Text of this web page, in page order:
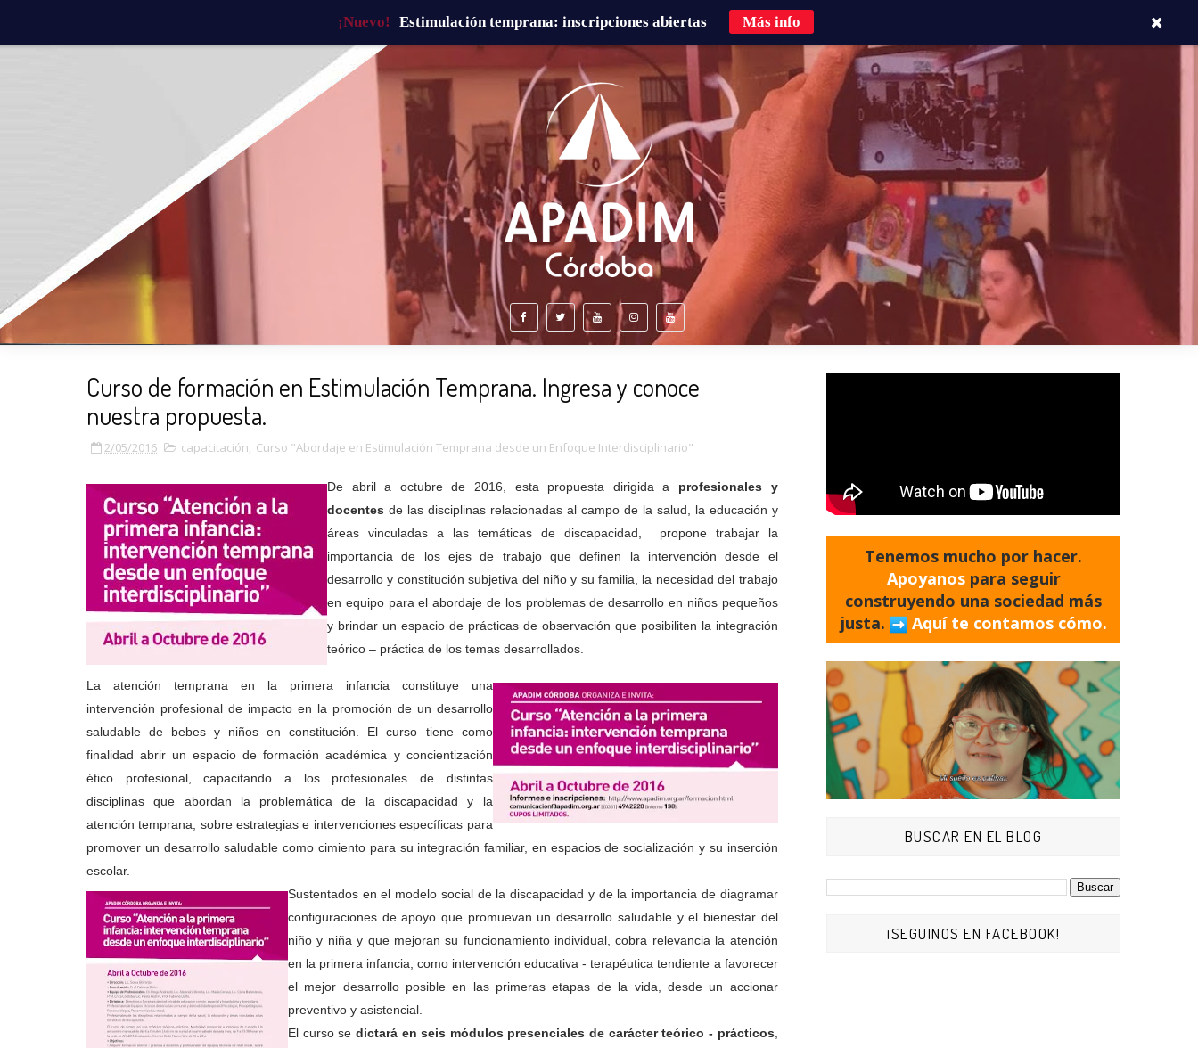
¡Nuevo! Estimulación temprana: inscripciones abiertas Más info
¿QUÉ HACEMOS? FAMILIAS CURSOS DE FORMACIÓN
Curso de formación en Estimulación Temprana. Ingresa y conoce
nuestra propuesta.
2/05/2016 capacitación, Curso "Abordaje en Estimulación Temprana desde un Enfoque Interdisciplinario"
De abril a octubre de 2016, esta propuesta dirigida a profesionales y
docentes de las disciplinas relacionadas al campo de la salud, la educación y
áreas vinculadas a las temáticas de discapacidad, propone trabajar la
importancia de los ejes de trabajo que definen la intervención desde el
desarrollo y constitución subjetiva del niño y su familia, la necesidad del trabajo
en equipo para el abordaje de los problemas de desarrollo en niños pequeños
y brindar un espacio de prácticas de observación que posibiliten la integración
teórico – práctica de los temas desarrollados.
La atención temprana en la primera infancia constituye una
intervención profesional de impacto en la promoción de un desarrollo
saludable de bebes y niños en constitución. El curso tiene como
finalidad abrir un espacio de formación académica y concientización
ético profesional, capacitando a los profesionales de distintas
disciplinas que abordan la problemática de la discapacidad y la
atención temprana, sobre estrategias e intervenciones específicas para
promover un desarrollo saludable como cimiento para su integración familiar, en espacios de socialización y su inserción
escolar.
Sustentados en el modelo social de la discapacidad y de la importancia de diagramar
configuraciones de apoyo que promuevan un desarrollo saludable y el bienestar del
niño y niña y que mejoran su funcionamiento individual, cobra relevancia la atención
en la primera infancia, como intervención educativa - terapéutica tendiente a favorecer
el mejor desarrollo posible en las primeras etapas de la vida, desde un accionar
preventivo y asistencial.
El curso se dictará en seis módulos presenciales de carácter teórico - prácticos
Tenemos mucho por hacer.
Apoyanos para seguir
construyendo una sociedad más
justa.
Aquí te contamos cómo.
BUSCAR EN EL BLOG
¡SEGUINOS EN FACEBOOK!